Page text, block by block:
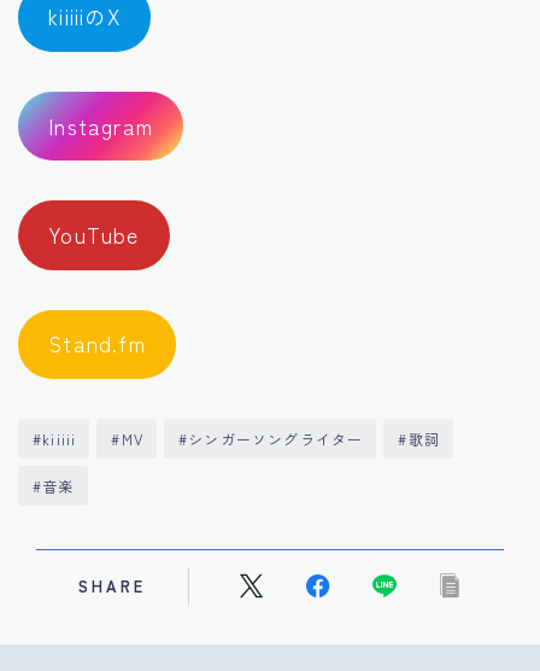
kiiiiiのX
Instagram
YouTube
Stand.fm
#kiiiii #MV #シンガーソングライター #歌詞
#音楽
SHARE